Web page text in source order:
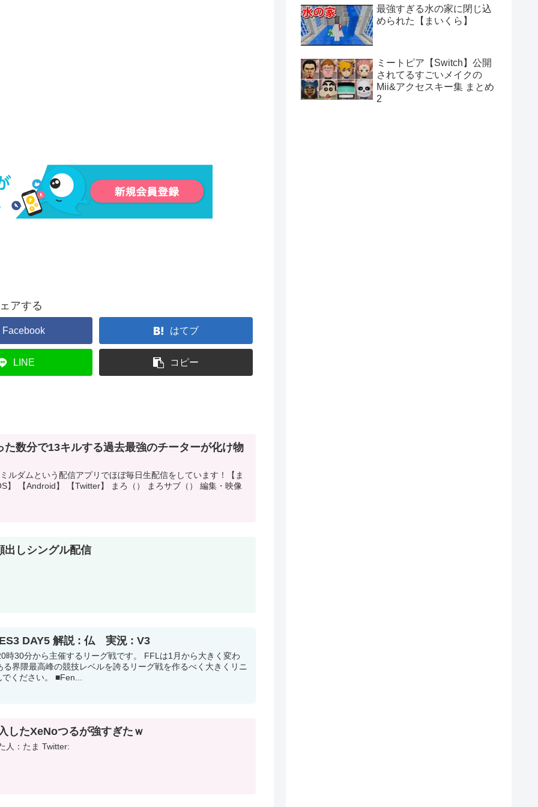
アする
Facebook はてブ
LINE コピー
た数分で13キルする過去最強のチーターが化け物
ルダムという配信アプリでほぼ毎日生配信をしています！【ま
】 【Android】 【Twitter】 まろ（） まろサブ（） 編集・映像
出しシングル配信
DAY5 解説 : 仏 実況 : V3
時30分から主催するリーグ戦です。 FFLは1月から大きく変わ
界隈最高峰の競技レベルを誇るリーグ戦を作るべく大きくリニ
ください。 ■Fen...
したXeNoつるが強すぎたｗ
人：たま Twitter:
最強すぎる水の家に閉じ込
められた【まいくら】
ミートピア【Switch】公開
されてるすごいメイクの
Mii&アクセスキー集 まとめ
2